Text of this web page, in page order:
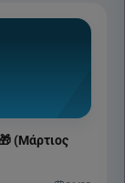
(Μάρτιος